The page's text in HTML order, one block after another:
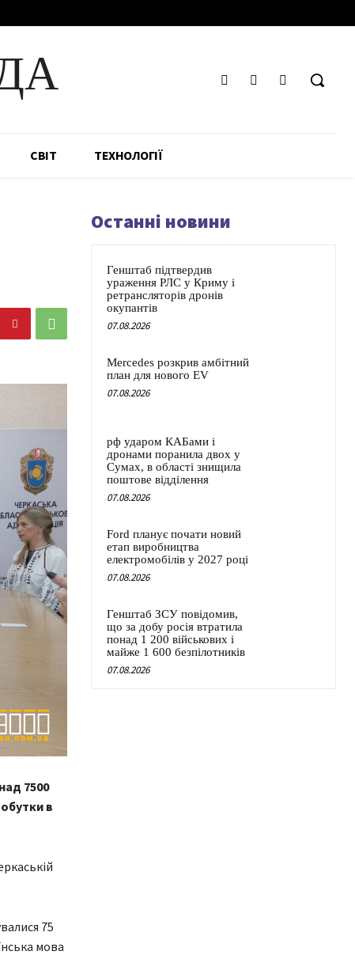
СВІТ ТЕХНОЛОГІЇ
7500
в
75
мова
Останні новини
Генштаб підтвердив
ураження РЛС у Криму і
ретрансляторів дронів
окупантів
07.08.2026
Mercedes розкрив амбітний
план для нового EV
07.08.2026
рф ударом КАБами і
дронами поранила двох у
Сумах, в області знищила
поштове відділення
07.08.2026
Ford планує почати новий
етап виробництва
електромобілів у 2027 році
07.08.2026
Генштаб ЗСУ повідомив,
що за добу росія втратила
понад 1 200 військових і
майже 1 600 безпілотників
07.08.2026